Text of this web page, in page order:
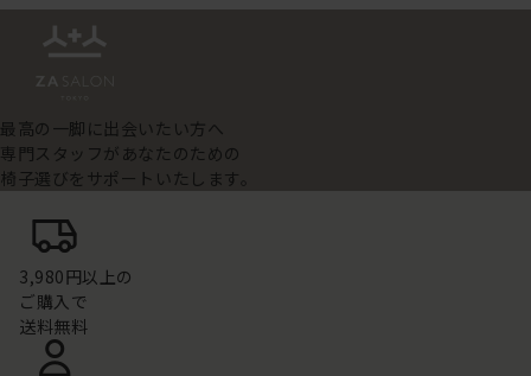
最高の一脚に出会いたい方へ
専門スタッフがあなたのための
椅子選びをサポートいたします。
3,980円以上の
ご購入で
送料無料